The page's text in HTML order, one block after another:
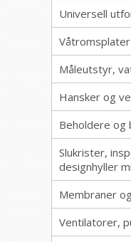
Universell
Måleutstyr,
Hansker og
Beholdere og
Slukrister,
designhyller
Membraner
Ventilatorer,